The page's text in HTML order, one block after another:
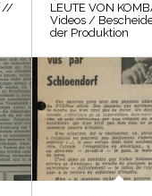
//
LEUTE VON
Videos /
der Produktion